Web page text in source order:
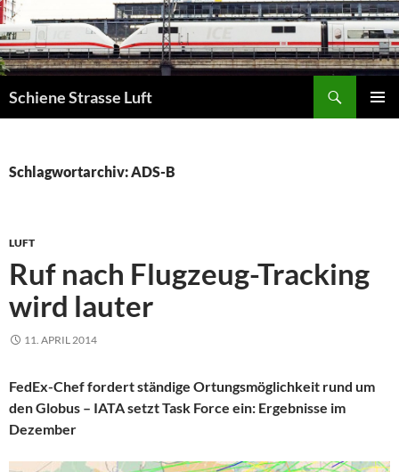
Zum
Inhalt
springen
Schiene Strasse Luft
Schlagwortarchiv: ADS-B
LUFT
Ruf nach Flugzeug-Tracking
wird lauter
11. APRIL 2014
FedEx-Chef fordert ständige Ortungsmöglichkeit rund um
den Globus – IATA setzt Task Force ein: Ergebnisse im
Dezember